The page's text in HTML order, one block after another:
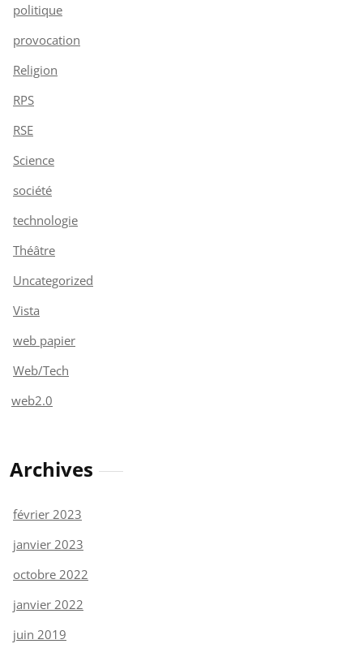
politique
provocation
Religion
RPS
RSE
Science
société
technologie
Théâtre
Uncategorized
Vista
web papier
Web/Tech
web2.0
Archives
février 2023
janvier 2023
octobre 2022
janvier 2022
juin 2019